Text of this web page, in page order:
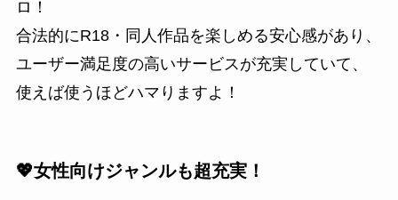
ロ！
合法的にR18・同人作品を楽しめる安心感があり、
ユーザー満足度の高いサービスが充実していて、
使えば使うほどハマりますよ！
💖女性向けジャンルも超充実！